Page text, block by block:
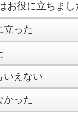
お役に立ちまし
立った
いえない
かった